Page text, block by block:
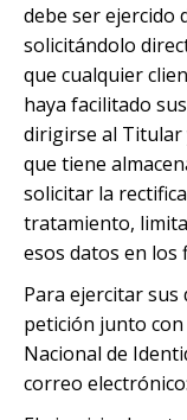
debe ser ejercido
solicitándolo
que cualquier
haya facilitado
dirigirse al Titular
que tiene
solicitar la
tratamiento,
esos datos en los
Para ejercitar sus
petición junto
Nacional de
correo